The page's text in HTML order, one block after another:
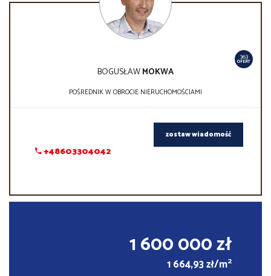
363
OFERT
BOGUSŁAWMOKWA
POŚREDNIK W OBROCIE NIERUCHOMOŚCIAMI
+48603304042
zostaw wiadomość
1 600 000 zł
1 664,93 zł/m2